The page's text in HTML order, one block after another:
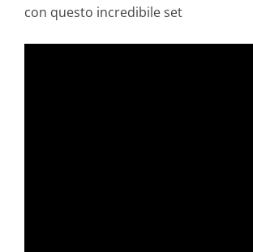
con questo incredibile set